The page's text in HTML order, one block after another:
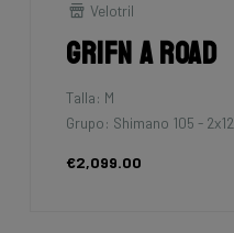
Velotril
Grifn A Road
Talla: M
Grupo: Shimano 105 - 2x12
€2,099.00